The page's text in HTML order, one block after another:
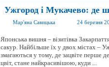
Ужгород і Мукачево: де
Мар'яна Савицька 24 березня
Японська вишня – візитівка
сакур. Найбільше їх у двох містах –
змагаються у тому, де зацвіте перше
цвіт, стане найкрасивішою, куди ...